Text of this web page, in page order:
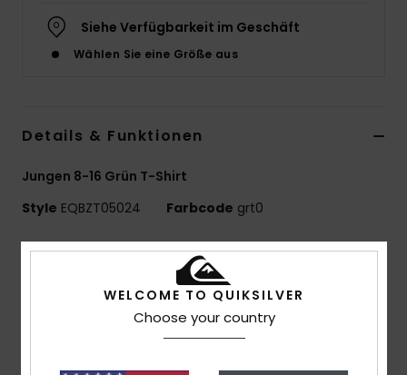
Siehe Verfügbarkeit im Geschäft
Wählen Sie eine Größe aus
Details & Funktionen
Jungen 8-16 Grün T-Shirt
Style EQBZT05024 Farbcode grt0
Funktionen
MADE BETTER
25 % recycelte Baumwolle aus Pre-Consumer-
WELCOME TO QUIKSILVER
Choose your country